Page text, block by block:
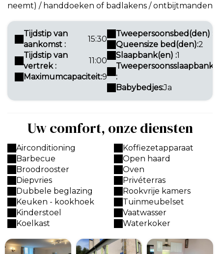
neemt) / handdoeken of badlakens / ontbijtmanden
Tijdstip van
aankomst :
15:30
Tijdstip van
vertrek :
11:00
Maximumcapaciteit:9
Tweepersoonsbed(den) :
Queensize bed(den):2
Slaapbank(en) :1
:
Babybedjes:Ja
Uw comfort, onze diensten
Airconditioning
Barbecue
Broodrooster
Diepvries
Dubbele beglazing
Keuken - kookhoek
Kinderstoel
Koelkast
Koffiezetapparaat
Open haard
Oven
Privéterras
Rookvrije kamers
Tuinmeubelset
Vaatwasser
Waterkoker